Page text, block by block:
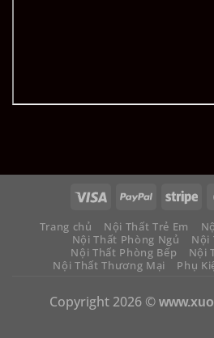
Trang chủ Nội Thất Trẻ Em
Nội Thất Phòng Ngủ
Nội
Nội Thất Phòng Bếp
Nội
Nội Thất Thương Mại
Phụ
Copyright 2026 ©